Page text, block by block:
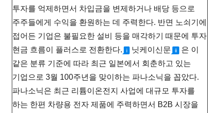
투자를 억제하면서 차입금을 변제하거나 배당 등으로
주주들에게 수익을 환원하는 데 주력한다. 반면 노쇠기에
접어든 기업은 불필요한 설비 등을 매각하기 때문에 투자
현금 흐름이 플러스로 전환한다.
i 닛케이신문 ii
은 이
같은 분류 기준에 따라 최근 일본에서 회춘하고 있는
기업으로 3월 100주년을 맞이하는 파나소닉을 꼽았다.
파나소닉은 최근 리튬이온전지 사업에 대규모 투자를
하는 한편 차량용 전자 제품에 주력하면서 B2B 시장을